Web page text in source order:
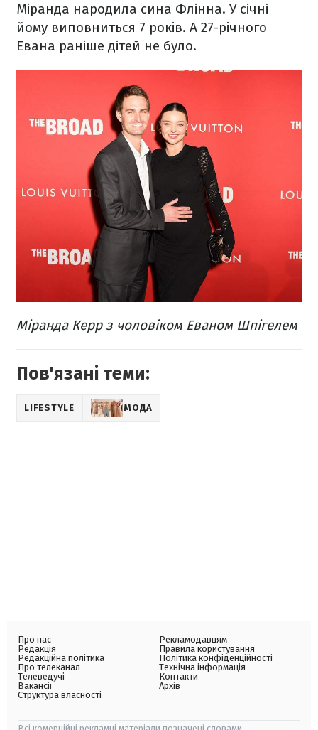
Міранда народила сина Флінна. У січні
йому виповниться 7 років. А 27-річного
Евана раніше дітей не було.
Міранда Керр з чоловіком Еваном Шпігелем
Пов'язані теми:
LIFESTYLE МОДА
Про нас
Редакція
Редакційна політика
Про телеканал
Телеведучі
Вакансії
Структура власності
Рекламодавцям
Правила користування
Політика конфіденційності
Технічна інформація
Контакти
Архів